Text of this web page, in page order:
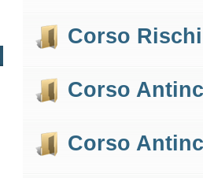
Corso
Corso
Corso